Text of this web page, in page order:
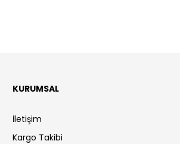
KURUMSAL
İletişim
Kargo Takibi